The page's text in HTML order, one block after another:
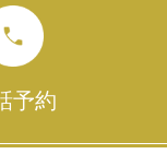
予約